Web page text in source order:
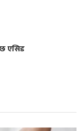
एसिड